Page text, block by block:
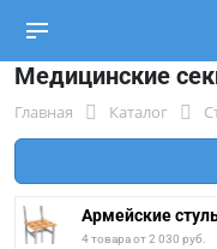
Медицинские
Главная Каталог
Армейские
4 товара от 2 030 руб.